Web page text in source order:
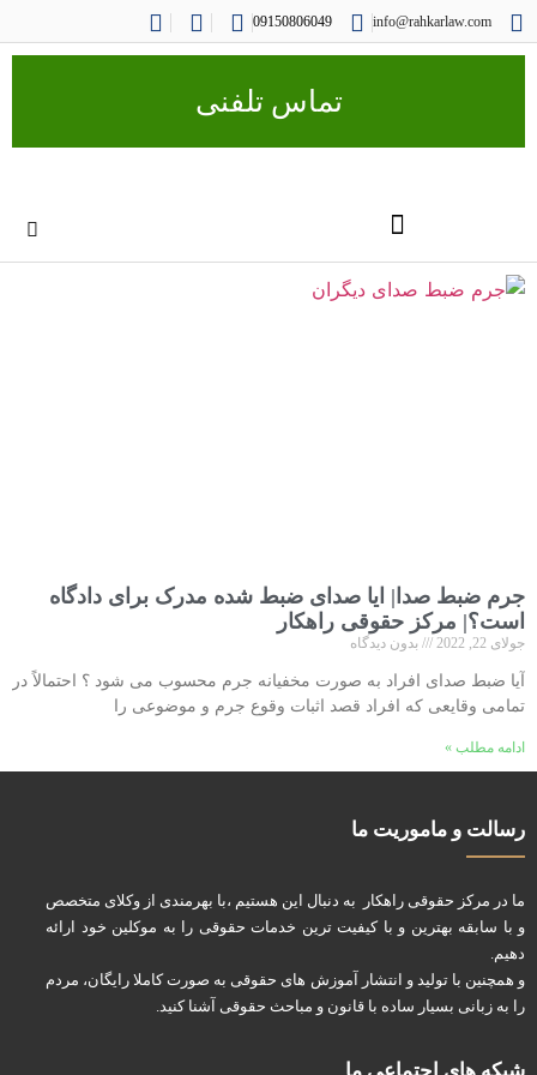
info@rahkarlaw.com
09150806049
تماس تلفنی
جرم ضبط صدا| ایا صدای ضبط شده مدرک برای دادگاه
است؟| مرکز حقوقی راهکار
جولای 22, 2022 بدون دیدگاه
آیا ضبط صدای افراد به صورت مخفیانه جرم محسوب می شود ؟ احتمالاً در
تمامی وقایعی که افراد قصد اثبات وقوع جرم و موضوعی را
ادامه مطلب »
رسالت و ماموریت ما
ما در مرکز حقوقی راهکار به دنبال این هستیم ،با بهرمندی از وکلای متخصص
و با سابقه بهترین و با کیفیت ترین خدمات حقوقی را به موکلین خود ارائه
دهیم.
و همچنین با تولید و انتشار آموزش های حقوقی به صورت کاملا رایگان، مردم
را به زبانی بسیار ساده با قانون و مباحث حقوقی آشنا کنید.